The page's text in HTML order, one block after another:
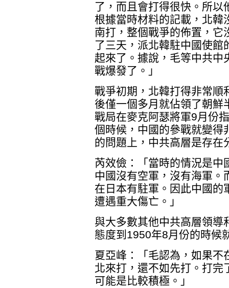
了，而且會打得很快。所以
根據當時材料的記載，北韓
南打，整個戰爭的佈置，它
了三天，派北韓駐中國使館
起來了。據說，毛等中共中
戰爆發了。」
戰爭初期，北韓打得非常順
後僅一個多月就佔領了朝鮮
戰局在麥克阿瑟將軍9月份
個時候，中國的參戰就變得
的問題上，中共高層是存在
芮效儉：「當時的情況是中
中國沒有空軍，沒有海軍。
在日本有駐軍。因此中國的
遭遇重大傷亡。」
與大多數其他中共高層領導
態度到1950年8月份的時候
夏亞峰：「毛認為，如果不
北來打，還不如先打。打完
可能是比較積極。」